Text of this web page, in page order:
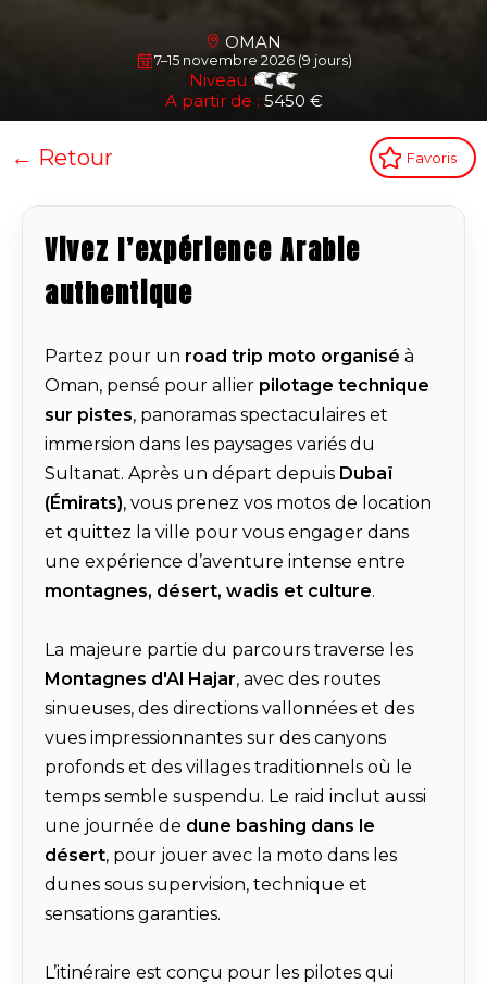
OMAN
7–15 novembre 2026 (9 jours)
Niveau :
A partir de : 5450 €
← Retour Favoris
Vivez l’expérience Arabie
authentique
Partez pour un road trip moto organisé à
Oman, pensé pour allier pilotage technique
sur pistes, panoramas spectaculaires et
immersion dans les paysages variés du
Sultanat. Après un départ depuis Dubaï
(Émirats), vous prenez vos motos de location
et quittez la ville pour vous engager dans
une expérience d’aventure intense entre
montagnes, désert, wadis et culture.
La majeure partie du parcours traverse les
Montagnes d'Al Hajar, avec des routes
sinueuses, des directions vallonnées et des
vues impressionnantes sur des canyons
profonds et des villages traditionnels où le
temps semble suspendu. Le raid inclut aussi
une journée de dune bashing dans le
désert, pour jouer avec la moto dans les
dunes sous supervision, technique et
sensations garanties.
L’itinéraire est conçu pour les pilotes qui